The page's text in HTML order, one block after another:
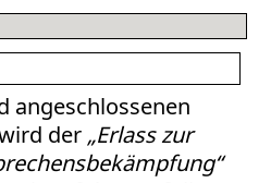
angeschlossenen
der „Erlass zur